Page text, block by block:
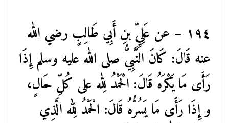
١٩٤ – عن عَلِيِّ بنِ أَبِي طَالِبٍ رضي الله
عنه قَالَ: كَانَ النَّبِيُّ صلى الله عليه وسلم إِذَا
رَأَى مَا يَكْرَهُ قَالَ: الْحَمْدُ لِله على كُلِّ حَالٍ،
و إِذَا رَأَى مَا يَسُرُّهُ قَالَ: الْحَمْدُ لِله الَّذِي